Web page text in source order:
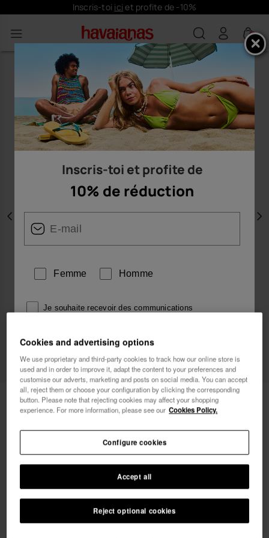
Inscris-toi ici et profite de -10%
0
Précédent
Havaianas Street Shanghai
Inscris-toi et profite de
10% de réduction
Femme Homme
Je souhaite recevoir des communications
Politique de Confidentialité
je veux 10% de
réduction
Cookies and advertising options
We use proprietary and third-party cookies to track how our online store is
used and in order to improve it, adapt the content to your preferences and
customise our adverts, marketing and posts on social media. You can accept
all, reject them or choose your configuration by clicking the corresponding
button. Please note that rejecting cookies may affect your shopping
experience. For more information, please see our Cookies Policy.
Reject optional cookies
Accept all
Configure cookies